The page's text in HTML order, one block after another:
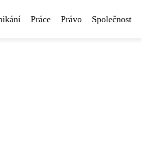
Práce Právo Společnost